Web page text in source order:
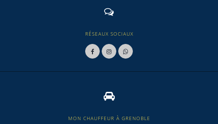
RÉSEAUX SOCIAUX
MON CHAUFFEUR À GRENOBLE